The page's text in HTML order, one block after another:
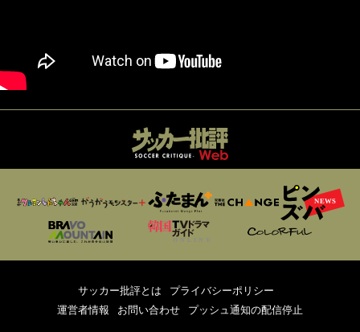
サッカー批評とは
プライバシーポリシー
運営者情報
お問い合わせ プッシュ通知の配信停止